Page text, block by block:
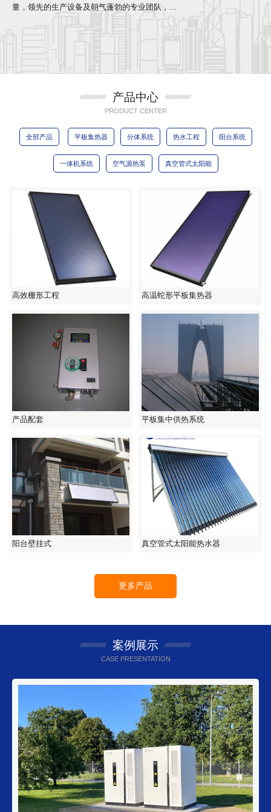
量，领先的生产设备及朝气蓬勃的专业团队，...
产品中心
PRODUCT CENTER
全部产品 平板集热器 分体系统 热水工程 阳台系统
一体机系统 空气源热泵 真空管式太阳能
高效栅形工程 高温蛇形平板集热器
产品配套 平板集中供热系统
阳台壁挂式 真空管式太阳能热水器
更多产品
案例展示
CASE PRESENTATION